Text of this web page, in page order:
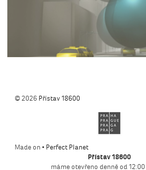
© 2026 Přístav 18600
Made on • Perfect Planet
Přístav 18600
máme otevřeno denně od 12:00